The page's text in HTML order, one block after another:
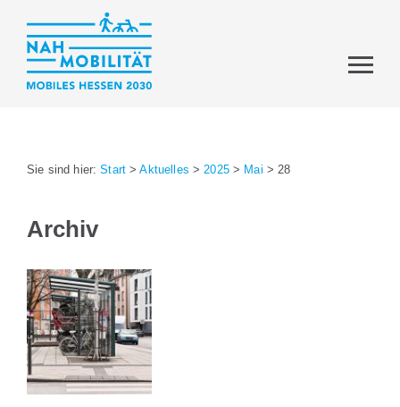
Sie sind hier:Start >Aktuelles >2025> Mai >28
Archiv